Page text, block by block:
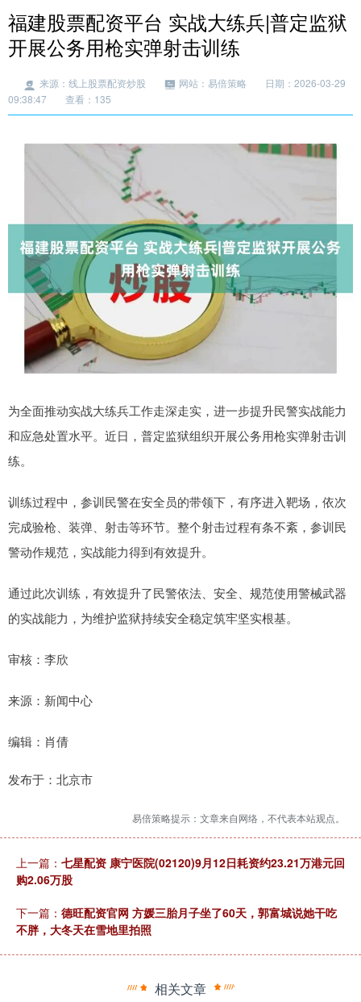
福建股票配资平台 实战大练兵|普定监狱
开展公务用枪实弹射击训练
来源：线上股票配资炒股 网站：易倍策略
日期：2026-03-29
09:38:47
查看：135
为全面推动实战大练兵工作走深走实，进一步提升民警实战能力
和应急处置水平。近日，普定监狱组织开展公务用枪实弹射击训
练。
训练过程中，参训民警在安全员的带领下，有序进入靶场，依次
完成验枪、装弹、射击等环节。整个射击过程有条不紊，参训民
警动作规范，实战能力得到有效提升。
通过此次训练，有效提升了民警依法、安全、规范使用警械武器
的实战能力，为维护监狱持续安全稳定筑牢坚实根基。
审核：李欣
来源：新闻中心
编辑：肖倩
发布于：北京市
易倍策略提示：文章来自网络，不代表本站观点。
上一篇： 七星配资 康宁医院(02120)9月12日耗资约23.21万港元回
购2.06万股
下一篇： 德旺配资官网 方媛三胎月子坐了60天，郭富城说她干吃
不胖，大冬天在雪地里拍照
相关文章